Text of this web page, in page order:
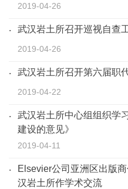
2019-04-26
武汉岩土所召开巡视自查
2019-04-26
武汉岩土所召开第六届职
2019-04-22
武汉岩土所中心组组织学
建设的意见》
2019-04-11
Elsevier公司亚洲区出版
汉岩土所作学术交流